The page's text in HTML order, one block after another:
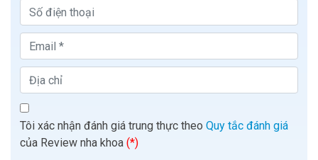
Tôi xác nhận đánh giá trung thực theo Quy tắc đánh giá
của Review nha khoa (*)